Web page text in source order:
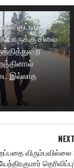
குட்டிமணி
சிலை
இல்லாத
NEXT
விரும்பவில்லை